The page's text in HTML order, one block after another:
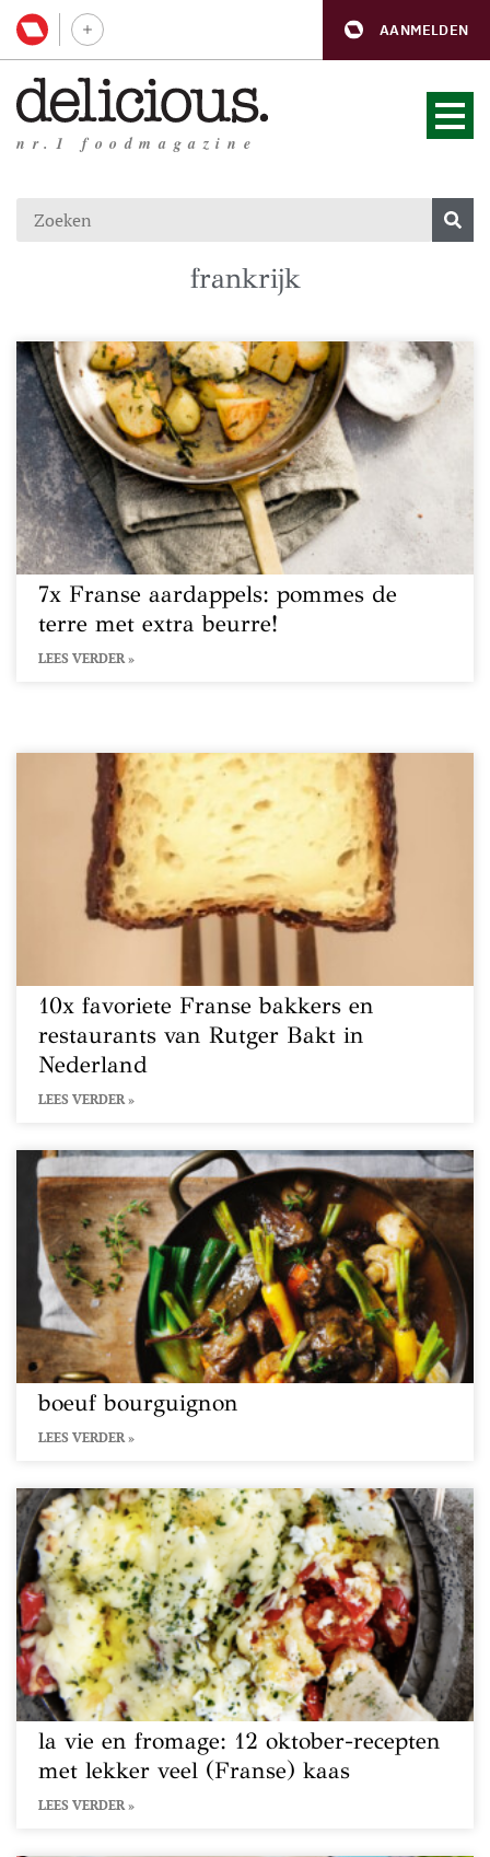
AANMELDEN
nr.1 foodmagazine
frankrijk
7x Franse aardappels: pommes de
terre met extra beurre!
LEES VERDER »
10x favoriete Franse bakkers en
restaurants van Rutger Bakt in
Nederland
LEES VERDER »
boeuf bourguignon
LEES VERDER »
la vie en fromage: 12 oktober-recepten
met lekker veel (Franse) kaas
LEES VERDER »